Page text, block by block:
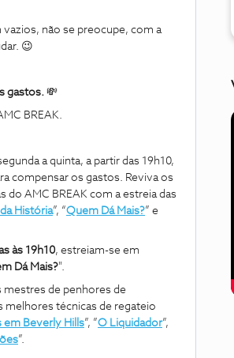
não se preocupe, com a
😉
gastos. 💸
BREAK.
a quinta, a partir das 19h10,
compensar os gastos. Reviva os
do AMC BREAK com a estreia das
História”, “Quem Dá Mais?” e
às 19h10, estreiam-se em
Dá Mais?".
mestres de penhores de
melhores técnicas de regateio
em Beverly Hills”, ”O Liquidador”,
”.